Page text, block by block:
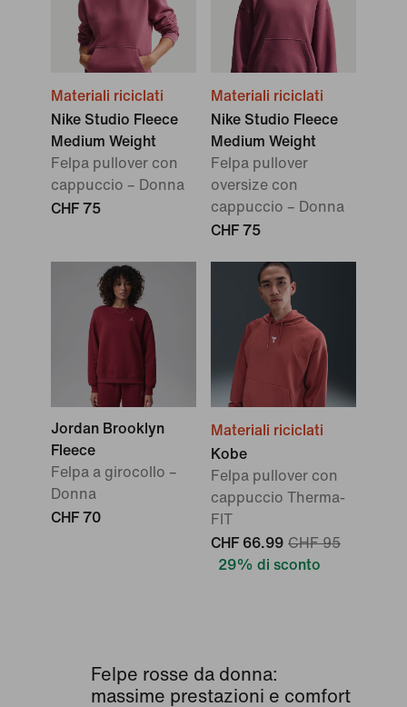
Materiali riciclati
Nike Studio Fleece
Medium Weight
Felpa pullover con
cappuccio – Donna
CHF 75
Materiali riciclati
Nike Studio Fleece
Medium Weight
Felpa pullover
oversize con
cappuccio – Donna
CHF 75
Jordan Brooklyn
Fleece
Felpa a girocollo –
Donna
CHF 70
Materiali riciclati
Kobe
Felpa pullover con
cappuccio Therma-
FIT
CHF 66.99 CHF 95
29% di sconto
Felpe rosse da donna:
massime prestazioni e comfort